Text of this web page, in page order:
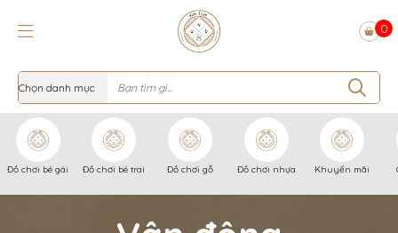
0
Đồ chơi bé gái Đồ chơi bé trai Đồ chơi gỗ Đồ chơi nhựa Khuyến mãi